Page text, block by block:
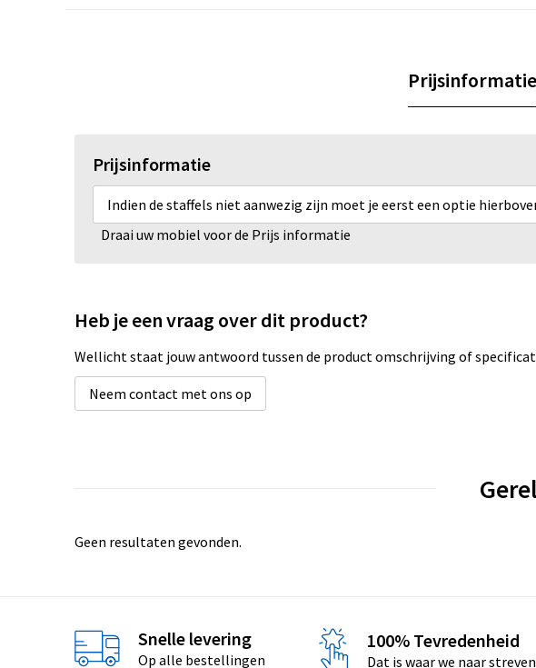
Prijsinformatie
Prijsinformatie
Indien de staffels niet aanwezig zijn moet je eerst een optie
Draai uw mobiel voor de Prijs informatie
Heb je een vraag over dit product?
Wellicht staat jouw antwoord tussen de product omschrijving of
Neem contact met ons op
Geen resultaten gevonden.
Snelle levering
Op alle bestellingen
100% Tevredenheid
Dat is waar we naar streven